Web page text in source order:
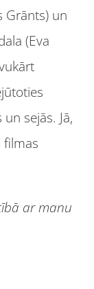
Grānts) un
(Eva
sejās. Jā,
filmas
ar manu